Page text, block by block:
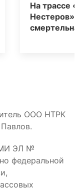
На трассе
Нестеров»
ООО НТРК
ЭЛ №
федеральной